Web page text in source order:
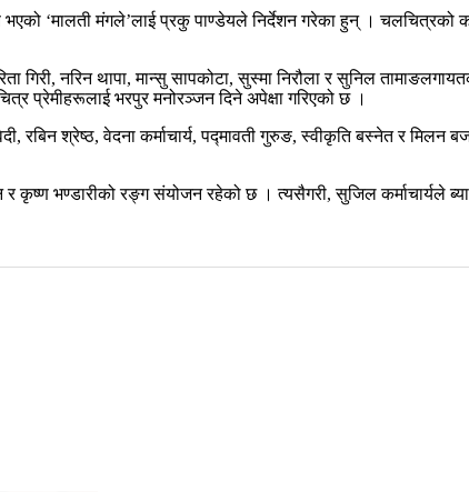
भएको ‘मालती मंगले’लाई प्रकु पाण्डेयले निर्देशन गरेका हुन् ।
गिरी, नरिन थापा, मान्सु सापकोटा, सुस्मा निरौला र सुनिल
प्रेमीहरूलाई भरपुर मनोरञ्जन दिने अपेक्षा गरिएको छ ।
रबिन श्रेष्ठ, वेदना कर्माचार्य, पद्मावती गुरुङ, स्वीकृति बस्नेत र
कृष्ण भण्डारीको रङ्ग संयोजन रहेको छ । त्यसैगरी, सुजिल कर्माचार्यले